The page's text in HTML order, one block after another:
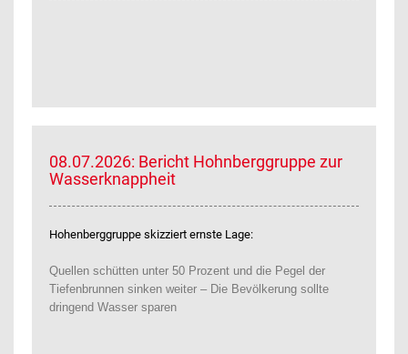
08.07.2026: Bericht Hohnberggruppe zur
Wasserknappheit
Hohenberggruppe skizziert ernste Lage:
Quellen schütten unter 50 Prozent und die Pegel der
Tiefenbrunnen sinken weiter – Die Bevölkerung sollte
dringend Wasser sparen